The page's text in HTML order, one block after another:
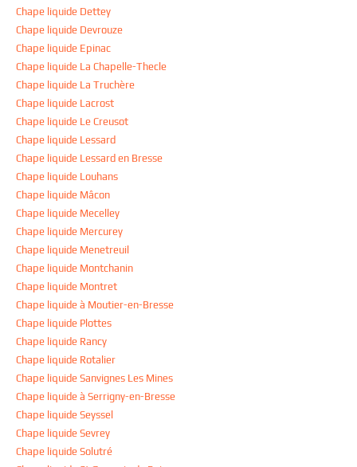
Chape liquide Dettey
Chape liquide Devrouze
Chape liquide Epinac
Chape liquide La Chapelle-Thecle
Chape liquide La Truchère
Chape liquide Lacrost
Chape liquide Le Creusot
Chape liquide Lessard
Chape liquide Lessard en Bresse
Chape liquide Louhans
Chape liquide Mâcon
Chape liquide Mecelley
Chape liquide Mercurey
Chape liquide Menetreuil
Chape liquide Montchanin
Chape liquide Montret
Chape liquide à Moutier-en-Bresse
Chape liquide Plottes
Chape liquide Rancy
Chape liquide Rotalier
Chape liquide Sanvignes Les Mines
Chape liquide à Serrigny-en-Bresse
Chape liquide Seyssel
Chape liquide Sevrey
Chape liquide Solutré